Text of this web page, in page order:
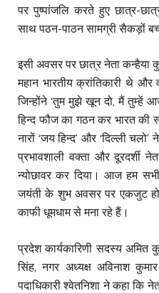
पर पुष्पांजलि करते हुए छात्र-
साथ पठन-पाठन सामग्री सैकड़ों
इसी अवसर पर छात्र नेता कन्हैया
महान भारतीय क्रांतिकारी थे
जिन्होंने ‘तुम मुझे खून दो, मैं तुम्हें
हिन्द फौज का गठन कर भारत की
नारों ‘जय हिन्द’ और ‘दिल्ली
प्रभावशाली वक्ता और
न्योछावर कर दिया। आज हम सभी
जयंती के शुभ अवसर पर एकजुट
काफी धूमधाम से मना रहे हैं।
प्रदेश कार्यकारिणी सदस्य अमित
सिंह, नगर अध्यक्ष अविनाश
पदाधिकारी श्वेतनिशा ने कहा कि